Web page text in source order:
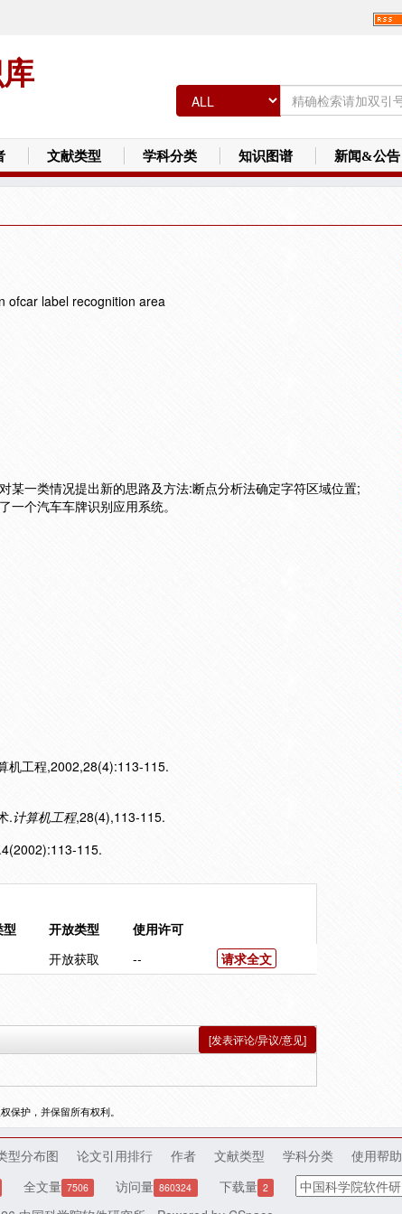
文献类型 学科分类 知识图谱 新闻&公告
ofcar label recognition area
某一类情况提出新的思路及方法:断点分析法确定字符区域位置;
个汽车车牌识别应用系统。
机工程,2002,28(4):113-115.
.计算机工程,28(4),113-115.
115.
开放类型
使用许可
开放获取 -- 请求全文
[发表评论/异议/意见]
保护，并保留所有权利。
型分布图 论文引用排行 作者 文献类型 学科分类 使用帮助
全文量 7506 访问量 860324 下载量 2